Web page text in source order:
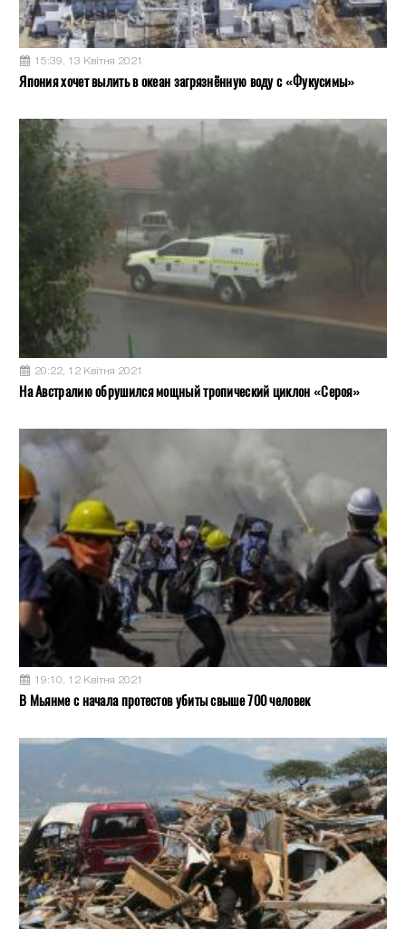
15:39, 13 Квітня 2021
Япония хочет вылить в океан загрязнённую воду с «Фукусимы»
20:22, 12 Квітня 2021
На Австралию обрушился мощный тропический циклон «Сероя»
19:10, 12 Квітня 2021
В Мьянме с начала протестов убиты свыше 700 человек